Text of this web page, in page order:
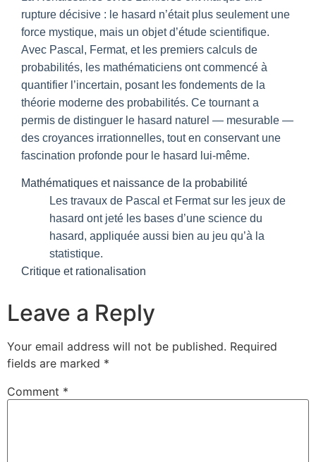
rupture décisive : le hasard n’était plus seulement une
force mystique, mais un objet d’étude scientifique.
Avec Pascal, Fermat, et les premiers calculs de
probabilités, les mathématiciens ont commencé à
quantifier l’incertain, posant les fondements de la
théorie moderne des probabilités. Ce tournant a
permis de distinguer le hasard naturel — mesurable —
des croyances irrationnelles, tout en conservant une
fascination profonde pour le hasard lui-même.
Mathématiques et naissance de la probabilité
Les travaux de Pascal et Fermat sur les jeux de
hasard ont jeté les bases d’une science du
hasard, appliquée aussi bien au jeu qu’à la
statistique.
Critique et rationalisation
Leave a Reply
Your email address will not be published. Required
fields are marked *
Comment *